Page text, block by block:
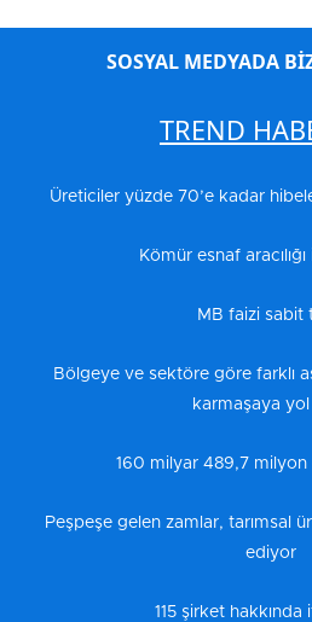
SOSYAL MEDYADA
TREND
Üreticiler yüzde 70’e kadar
Kömür esnaf aracılığı
MB faizi sabit
Bölgeye ve sektöre göre farklı
karmaşaya
160 milyar 489,7 milyon
Peşpeşe gelen zamlar, tarımsal
ediyor
115 şirket hakkında